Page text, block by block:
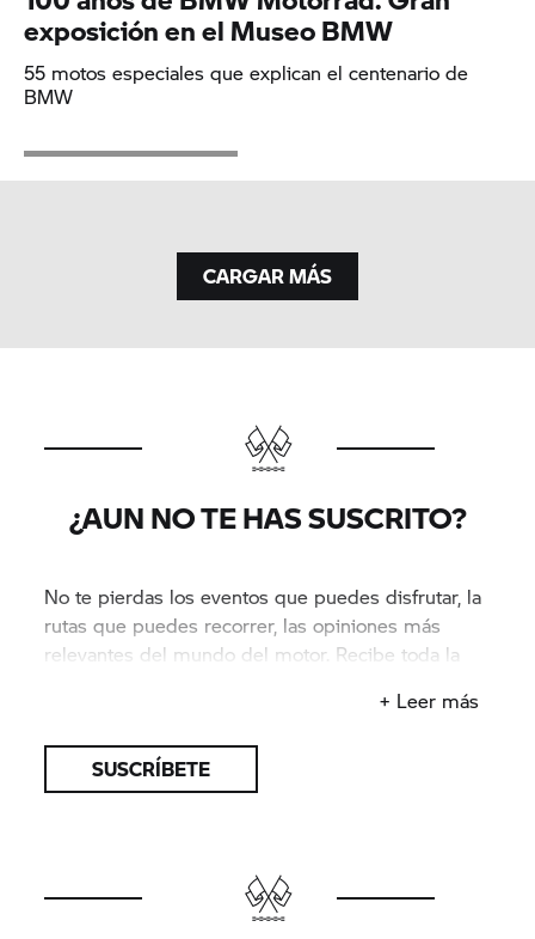
exposición en el Museo BMW
55 motos especiales que explican el centenario de
BMW
CARGAR MÁS
¿AUN NO TE HAS SUSCRITO?
No te pierdas los eventos que puedes disfrutar, la
rutas que puedes recorrer, las opiniones más
relevantes del mundo del motor. Recibe toda la
+ Leer más
SUSCRÍBETE